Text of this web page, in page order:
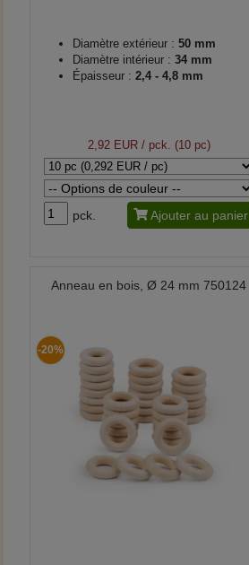
Diamètre extérieur : 50 mm
Diamètre intérieur : 34 mm
Épaisseur : 2,4 - 4,8 mm
2,92 EUR/ pck. (10 pc)
pck. Ajouter au panier
Anneau en bois, Ø 24 mm 750124
-20%